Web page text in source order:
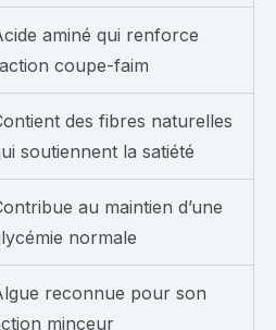
aminé qui renforce
coupe-faim
des fibres naturelles
soutiennent la satiété
au maintien d’une
normale
reconnue pour son
minceur